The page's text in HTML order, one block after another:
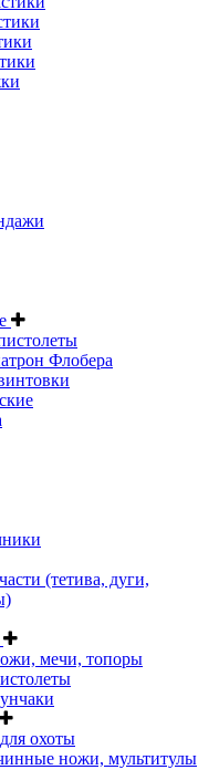
Флобера
(тетива, дуги,
мечи, топоры
охоты
ножи, мультитулы